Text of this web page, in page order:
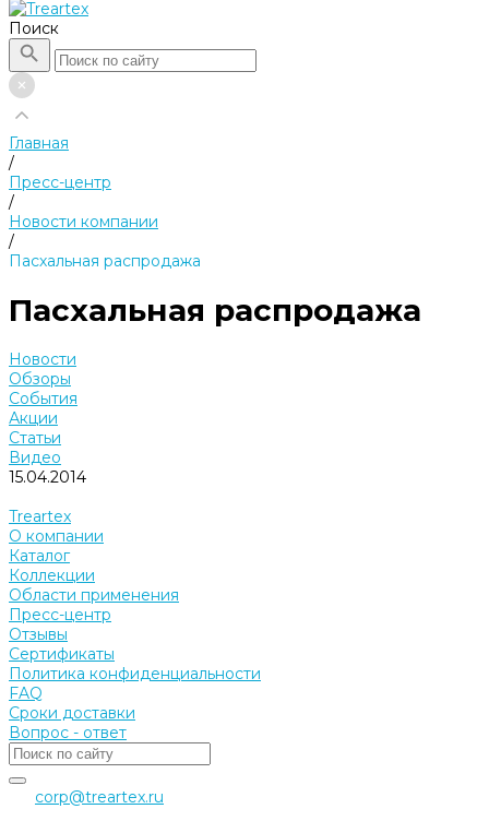
Поиск
Главная
/
Пресс-центр
/
Новости компании
/
Пасхальная распродажа
Пасхальная распродажа
Новости
Обзоры
События
Акции
Статьи
Видео
15.04.2014
Treartex
О компании
Каталог
Коллекции
Области применения
Пресс-центр
Отзывы
Сертификаты
Политика конфиденциальности
FAQ
Сроки доставки
Вопрос - ответ
corp@treartex.ru